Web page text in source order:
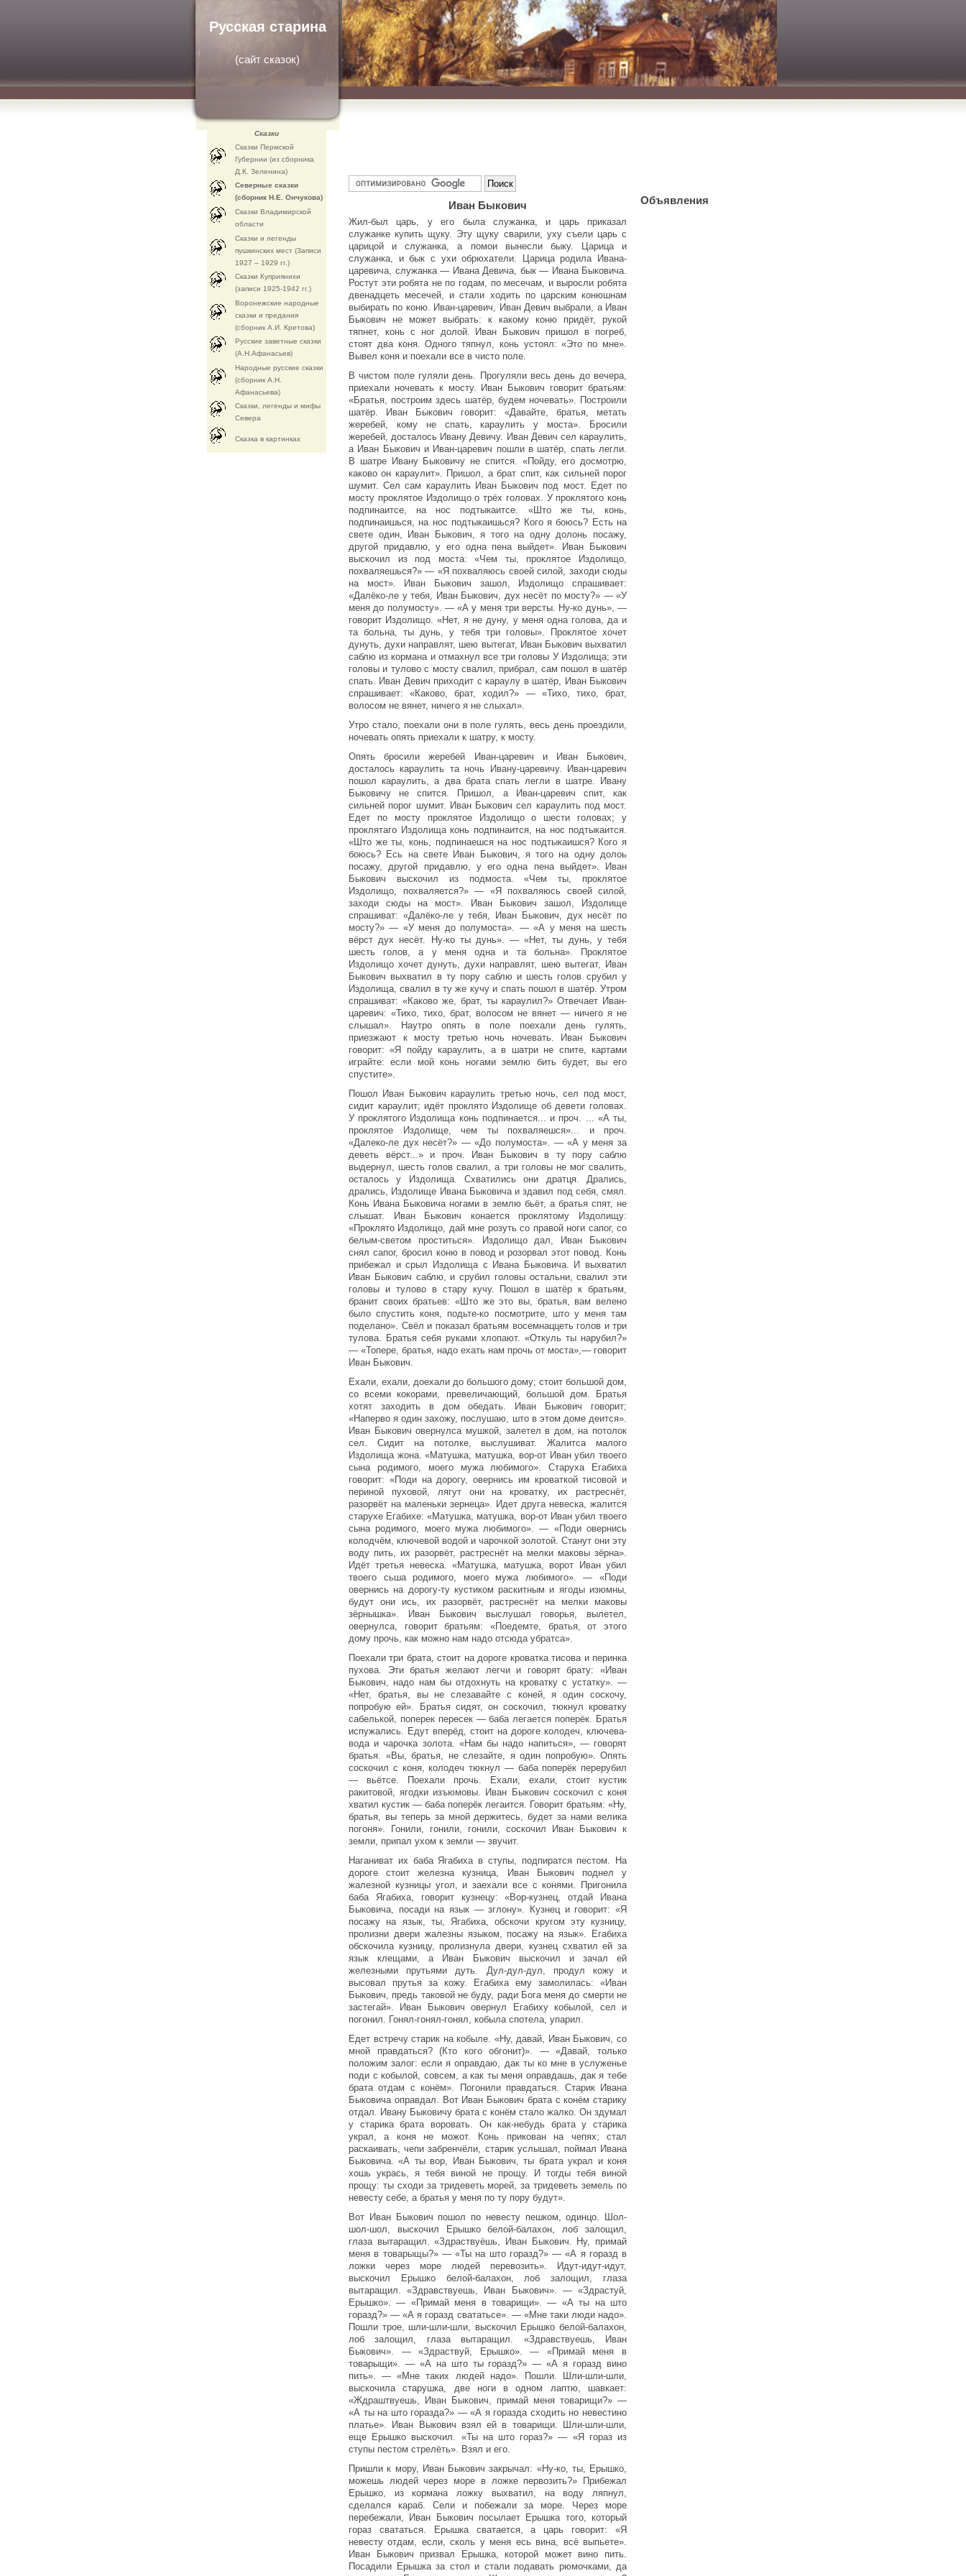
Русская старина
(сайт сказок)
Иван Быкович
Жил-был царь, у его была служанка, и царь приказал
служанке купить щуку. Эту щуку сварили, уху съели царь с
царицой и служанка, а помои вынесли быку. Царица и
служанка, и бык с ухи обрюхатели. Царица родила Ивана-
царевича, служанка — Ивана Девича, бык — Ивана Быковича.
Ростут эти робята не по годам, по месечам, и выросли робята
двенадцеть месечей, и стали ходить по царским конюшнам
выбирать по коню. Иван-царевич, Иван Девич выбрали, а Иван
Быкович не может выбрать: к какому коню придёт, рукой
тяпнет, конь с ног долой. Иван Быкович пришол в погреб,
стоят два коня. Одного тяпнул, конь устоял: «Это по мне».
Вывел коня и поехали все в чисто поле.
В чистом поле гуляли день. Прогуляли весь день до вечера,
приехали ночевать к мосту. Иван Быкович говорит братьям:
«Братья, построим здесь шатёр, будем ночевать». Построили
шатёр. Иван Быкович говорит: «Давайте, братья, метать
жеребей, кому не спать, караулить у моста». Бросили
жеребей, досталось Ивану Девичу. Иван Девич сел караулить,
а Иван Быкович и Иван-царевич пошли в шатёр, спать легли.
В шатре Ивану Быковичу не спится. «Пойду, его досмотрю,
каково он караулит». Пришол, а брат спит, как сильней порог
шумит. Сел сам караулить Иван Быкович под мост. Едет по
мосту проклятое Издолищо о трёх головах. У проклятого конь
подпинаитсе, на нос подтыкаитсе. «Што же ты, конь,
подпинаишься, на нос подтыкаишься? Кого я боюсь? Есть на
свете один, Иван Быкович, я того на одну долонь посажу,
другой придавлю, у его одна пена выйдет». Иван Быкович
выскочил из под моста: «Чем ты, проклятое Издолищо,
похваляешься?» — «Я похваляюсь своей силой, заходи сюды
на мост». Иван Быкович зашол, Издолищо спрашивает:
«Далёко-ле у тебя, Иван Быкович, дух несёт по мосту?» — «У
меня до полумосту». — «А у меня три версты. Ну-ко дунь», —
говорит Издолищо. «Нет, я не дуну, у меня одна голова, да и
та больна, ты дунь, у тебя три головы». Проклятое хочет
дунуть, духи направлят, шею вытегат, Иван Быкович выхватил
саблю из кормана и отмахнул все три головы У Издолища; эти
головы и тулово с мосту свалил, прибрал, сам пошол в шатёр
спать. Иван Девич приходит с караулу в шатёр, Иван Быкович
спрашивает: «Каково, брат, ходил?» — «Тихо, тихо, брат,
волосом не вянет, ничего я не слыхал».
Утро стало, поехали они в поле гулять, весь день проездили,
ночевать опять приехали к шатру, к мосту.
Опять бросили жеребей Иван-царевич и Иван Быкович,
досталось караулить та ночь Ивану-царевичу. Иван-царевич
пошол караулить, а два брата спать легли в шатре. Ивану
Быковичу не спится. Пришол, а Иван-царевич спит, как
сильней порог шумит. Иван Быкович сел караулить под мост.
Едет по мосту проклятое Издолищо о шести головах; у
проклятаго Издолища конь подпинаится, на нос подтыкаится.
«Што же ты, конь, подпинаешся на нос подтыкаишся? Кого я
боюсь? Есь на свете Иван Быкович, я того на одну долоь
посажу, другой придавлю, у его одна пена выйдет». Иван
Быкович выскочил из подмоста. «Чем ты, проклятое
Издолищо, похваляется?» — «Я похваляюсь своей силой,
заходи сюды на мост». Иван Быкович зашол, Издолище
спрашиват: «Далёко-ле у тебя, Иван Быкович, дух несёт по
мосту?» — «У меня до полумоста». — «А у меня на шесть
вёрст дух несёт. Ну-ко ты дунь». — «Нет, ты дунь, у тебя
шесть голов, а у меня одна и та больна». Проклятое
Издолищо хочет дунуть, духи направлят, шею вытегат, Иван
Быкович выхватил в ту пору саблю и шесть голов срубил у
Издолища, свалил в ту же кучу и спать пошол в шатёр. Утром
спрашиват: «Каково же, брат, ты караулил?» Отвечает Иван-
царевич: «Тихо, тихо, брат, волосом не вянет — ничего я не
слышал». Наутро опять в поле поехали день гулять,
приезжают к мосту третью ночь ночевать. Иван Быкович
говорит: «Я пойду караулить, а в шатри не спите, картами
играйте: если мой конь ногами землю бить будет, вы его
спустите».
Пошол Иван Быкович караулить третью ночь, сел под мост,
сидит караулит; идёт проклято Издолище об девети головах.
У проклятого Издолища конь подпинается... и проч. ... «А ты,
проклятое Издолище, чем ты похваляешся»... и проч.
«Далеко-ле дух несёт?» — «До полумоста». — «А у меня за
деветь вёрст...» и проч. Иван Быкович в ту пору саблю
выдернул, шесть голов свалил, а три головы не мог свалить,
осталось у Издолища. Схватились они дратця. Дрались,
дрались, Издолище Ивана Быковича и здавил под себя, смял.
Конь Ивана Быковича ногами в землю бьёт, а братья спят, не
слышат. Иван Быкович конается проклятому Издолищу:
«Проклято Издолищо, дай мне розуть со правой ноги сапог, со
белым-светом проститься». Издолищо дал, Иван Быкович
снял сапог, бросил коню в повод и розорвал этот повод. Конь
прибежал и срыл Издолища с Ивана Быковича. И выхватил
Иван Быкович саблю, и срубил головы остальни, свалил эти
головы и тулово в стару кучу. Пошол в шатёр к братьям,
бранит своих братьев: «Што же это вы, братья, вам велено
было спустить коня, подьте-ко посмотрите, што у меня там
поделано». Свёл и показал братьям восемнаццеть голов и три
тулова. Братья себя руками хлопают. «Откуль ты нарубил?»
— «Топере, братья, надо ехать нам прочь от моста»,— говорит
Иван Быкович.
Ехали, ехали, доехали до большого дому; стоит большой дом,
со всеми кокорами, превеличающий, большой дом. Братья
хотят заходить в дом обедать. Иван Быкович говорит;
«Наперво я один захожу, послушаю, што в этом доме деится».
Иван Быкович овернулса мушкой, залетел в дом, на потолок
сел. Сидит на потолке, выслушиват. Жалитса малого
Издолища жона. «Матушка, матушка, вор-от Иван убил твоего
сына родимого, моего мужа любимого». Старуха Егабиха
говорит: «Поди на дорогу, овернись им кроваткой тисовой и
периной пуховой, лягут они на кроватку, их растреснёт,
разорвёт на маленьки зернеца». Идет друга невеска, жалится
старухе Егабихе: «Матушка, матушка, вор-от Иван убил твоего
сына родимого, моего мужа любимого». — «Поди овернись
колодчём, ключевой водой и чарочкой золотой. Станут они эту
воду пить, их разорвёт, растреснёт на мелки маковы зёрна».
Идёт третья невеска. «Матушка, матушка, ворот Иван убил
твоего сьша родимого, моего мужа любимого». — «Поди
овернись на дорогу-ту кустиком раскитным и ягоды изюмны,
будут они ись, их разорвёт, растреснёт на мелки маковы
зёрнышка». Иван Быкович выслушал говорья, вылетел,
овернулса, говорит братьям: «Поедемте, братья, от этого
дому прочь, как можно нам надо отсюда убратса».
Поехали три брата, стоит на дороге кроватка тисова и перинка
пухова. Эти братья желают легчи и говорят брату: «Иван
Быкович, надо нам бы отдохнуть на кроватку с устатку». —
«Нет, братья, вы не слезавайте с коней, я один соскочу,
попробую ей». Братья сидят, он соскочил, тюкнул кроватку
сабелькой, поперек пересек — баба легается поперёк. Братья
испужались. Едут вперёд, стоит на дороге колодеч, ключева-
вода и чарочка золота. «Нам бы надо напиться», — говорят
братья. «Вы, братья, не слезайте, я один попробую». Опять
соскочил с коня, колодеч тюкнул — баба поперёк перерубил
— вьётсе. Поехали прочь. Ехали, ехали, стоит кустик
ракитовой, ягодки изъюмовы. Иван Быкович соскочил с коня
хватил кустик — баба поперёк легаится. Говорит братьям: «Ну,
братья, вы теперь за мной держитесь, будет за нами велика
погоня». Гонили, гонили, гонили, соскочил Иван Быкович к
земли, припал ухом к земли — звучит.
Наганиват их баба Ягабиха в ступы, подпиратся пестом. На
дороге стоит железна кузница, Иван Быкович поднел у
жалезной кузницы угол, и заехали все с конями. Пригонила
баба Ягабиха, говорит кузнецу: «Вор-кузнец, отдай Ивана
Быковича, посади на язык — зглону». Кузнец и говорит: «Я
посажу на язык, ты, Ягабиха, обскочи кругом эту кузницу,
пролизни двери жалезны языком, посажу на язык». Егабиха
обскочила кузницу, пролизнула двери, кузнец схватил ей за
язык клещами, а Иван Быкович выскочил и зачал ей
железными прутьями дуть. Дул-дул-дул, продул кожу и
высовал прутья за кожу. Егабиха ему замолилась: «Иван
Быкович, предь таковой не буду, ради Бога меня до смерти не
застегай». Иван Быкович овернул Егабиху кобылой, сел и
погонил. Гонял-гонял-гонял, кобыла спотела, упарил.
Едет встречу старик на кобыле. «Ну, давай, Иван Быкович, со
мной правдаться? (Кто кого обгонит)». — «Давай, только
положим залог: если я оправдаю, дак ты ко мне в услуженье
поди с кобылой, совсем, а как ты меня оправдашь, дак я тебе
брата отдам с конём». Погонили правдаться. Старик Ивана
Быковича оправдал. Вот Иван Быкович брата с конём старику
отдал. Ивану Быковичу брата с конём стало жалко. Он здумал
у старика брата воровать. Он как-небудь брата у старика
украл, а коня не можот. Конь прикован на чепях; стал
раскаивать, чепи забренчёли, старик услышал, поймал Ивана
Быковича. «А ты вор, Иван Быкович, ты брата украл и коня
хошь укрась, я тебя виной не прощу. И тогды тебя виной
прощу: ты сходи за тридеветь морей, за тридеветь земель по
невесту себе, а братья у меня по ту пору будут».
Вот Иван Быкович пошол по невесту пешком, одинцо. Шол-
шол-шол, выскочил Ерышко белой-балахон, лоб залощил,
глаза вытаращил. «Здраствуёшь, Иван Быкович. Ну, примай
меня в товарыщы?» — «Ты на што горазд?» — «А я горазд в
ложки через море людей перевозить». Идут-идут-идут,
выскочил Ерышко белой-балахон, лоб залощил, глаза
вытаращил. «Здравствуешь, Иван Быкович». — «Здрастуй,
Ерышко». — «Примай меня в товарищи». — «А ты на што
горазд?» — «А я горазд свататьсе». — «Мне таки люди надо».
Пошли трое, шли-шли-шли, выскочил Ерышко белой-балахон,
лоб залощил, глаза вытаращил. «Здравствуешь, Иван
Быкович». — «Здраствуй, Ерышко». — «Примай меня в
товарыщи». — «А на што ты горазд?» — «А я горазд вино
пить». — «Мне таких людей надо». Пошли. Шли-шли-шли,
выскочила старушка, две ноги в одном лаптю, шавкает:
«Ждраштвуешь, Иван Быкович, примай меня товарищи?» —
«А ты на што горазда?» — «А я горазда сходить но невестино
платье». Иван Выкович взял ей в товарищи. Шли-шли-шли,
еще Ерышко выскочил. «Ты на што гораз?» — «Я гораз из
ступы пестом стрелёть». Взял и его.
Пришли к мору, Иван Быкович закрычал: «Ну-ко, ты, Ерышко,
можешь людей через море в ложке первозить?» Прибежал
Ерышко, из кормана ложку выхватил, на воду ляпнул,
сделался караб. Сели и побежали за море. Через море
перебежали, Иван Быкович посылает Ерышка того, который
гораз свататься. Ерышка сватается, а царь говорит: «Я
невесту отдам, если, сколь у меня есь вина, всё выпьете».
Иван Быкович призвал Ерышка, которой может вино пить.
Посадили Ерышка за стол и стали подавать рюмочками, да
Объявления
Сказки
Сказки Пермской
Губернии (из сборника
Д.К. Зеленина)
Северные сказки
(сборник Н.Е. Ончукова)
Сказки Владимирской
области
Сказки и легенды
пушкинских мест (Записи
1927 – 1929 гг.)
Сказки Куприянихи
(записи 1925-1942 гг.)
Воронежские народные
сказки и предания
(сборник А.И. Кретова)
Русские заветные сказки
(А.Н.Афанасьев)
Народные русские сказки
(сборник А.Н.
Афанасьева)
Сказки, легенды и мифы
Севера
Cказка в картинках